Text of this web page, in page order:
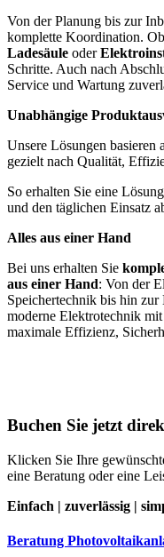
Von der Planung bis zur
komplette Koordination. Ob
Ladesäule oder
Schritte. Auch nach
Service und Wartung
Unabhängige
Unsere Lösungen
gezielt nach Qualität,
So erhalten Sie eine
und den täglichen Einsatz
Alles aus einer Hand
Bei uns erhalten Sie
aus einer Hand: Von der
Speichertechnik bis hin
moderne Elektrotechnik
maximale Effizienz,
Buchen Sie jetzt
Klicken Sie Ihre
eine Beratung oder eine
Einfach | zuverlässig |
Beratung